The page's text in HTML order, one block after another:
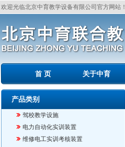
欢迎光临北京中育教学设备有限公司官方网站！
首 页 关于中育
产品类别
驾校教学设施
电力自动化实训装置
维修电工实训考核装置